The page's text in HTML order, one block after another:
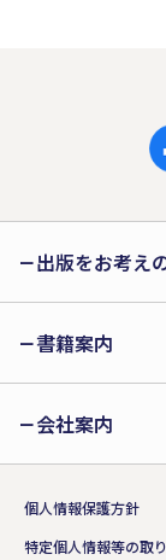
出版をお考え
書籍案内
会社案内
個人情報保護方針
特定個人情報等の取